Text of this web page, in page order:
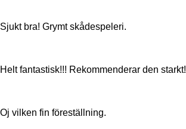
Sjukt bra! Grymt skådespeleri.
Helt fantastisk!!! Rekommenderar den starkt!
Oj vilken fin föreställning.